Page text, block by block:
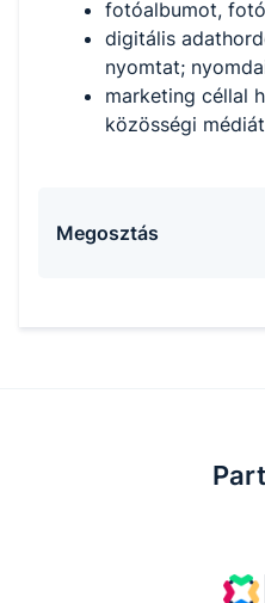
fotóalbumot,
digitális
nyomtat;
marketing céllal
közösségi
Megosztás